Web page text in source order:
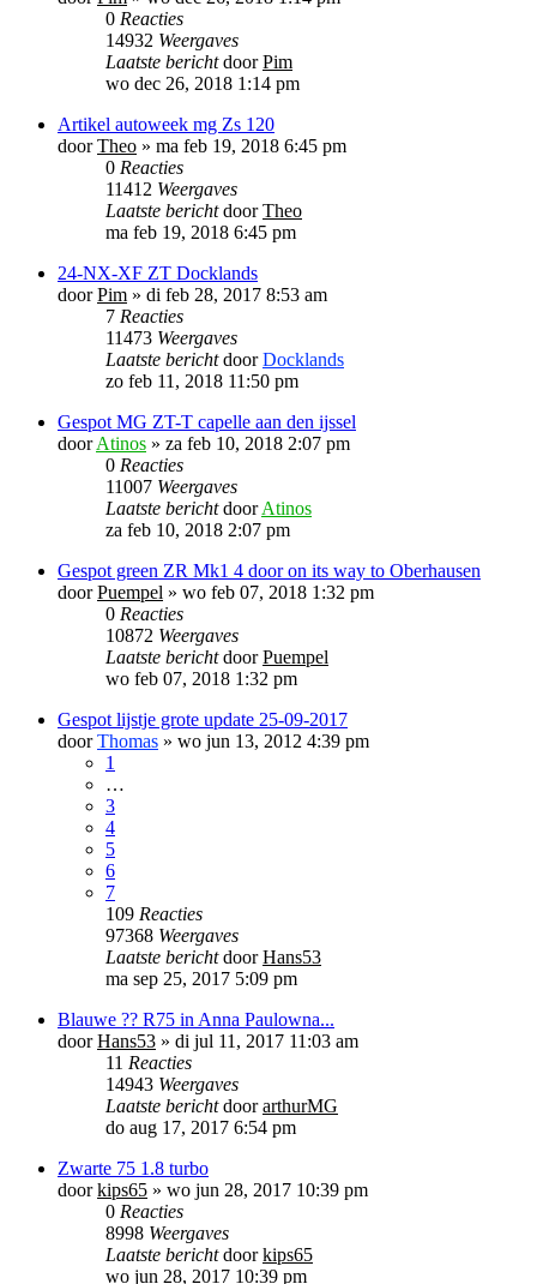
0 Reacties
14932 Weergaves
Laatste berichtdoorPim
wo dec 26, 2018 1:14 pm
Artikel autoweek mg Zs 120
doorTheo » ma feb 19, 2018 6:45 pm
0 Reacties
11412 Weergaves
Laatste berichtdoorTheo
ma feb 19, 2018 6:45 pm
24-NX-XF ZT Docklands
doorPim » di feb 28, 2017 8:53 am
7 Reacties
11473 Weergaves
Laatste berichtdoorDocklands
zo feb 11, 2018 11:50 pm
Gespot MG ZT-T capelle aan den ijssel
doorAtinos » za feb 10, 2018 2:07 pm
0 Reacties
11007 Weergaves
Laatste berichtdoorAtinos
za feb 10, 2018 2:07 pm
Gespot green ZR Mk1 4 door on its way to Oberhausen
doorPuempel » wo feb 07, 2018 1:32 pm
0 Reacties
10872 Weergaves
Laatste berichtdoorPuempel
wo feb 07, 2018 1:32 pm
Gespot lijstje grote update 25-09-2017
doorThomas » wo jun 13, 2012 4:39 pm
1
…
3
4
5
6
7
109 Reacties
97368 Weergaves
Laatste berichtdoorHans53
ma sep 25, 2017 5:09 pm
Blauwe ?? R75 in Anna Paulowna...
doorHans53 » di jul 11, 2017 11:03 am
11 Reacties
14943 Weergaves
Laatste berichtdoorarthurMG
do aug 17, 2017 6:54 pm
Zwarte 75 1.8 turbo
doorkips65 » wo jun 28, 2017 10:39 pm
0 Reacties
8998 Weergaves
Laatste berichtdoorkips65
wo jun 28, 2017 10:39 pm